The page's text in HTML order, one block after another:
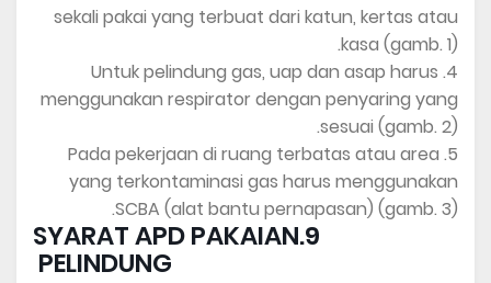
sekali pakai yang terbuat dari katun, kertas atau
kasa (gamb. 1).
4. Untuk pelindung gas, uap dan asap harus
menggunakan respirator dengan penyaring yang
sesuai (gamb. 2).
5. Pada pekerjaan di ruang terbatas atau area
yang terkontaminasi gas harus menggunakan
SCBA (alat bantu pernapasan) (gamb. 3).
9.SYARAT APD PAKAIAN
PELINDUNG